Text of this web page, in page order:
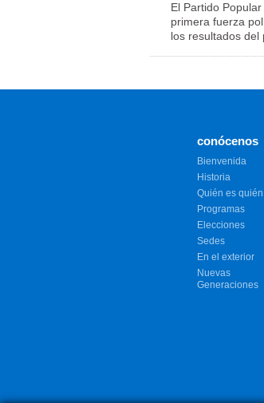
El Partido
primera fuerza
los resultados del
conócenos
Bienvenida
Historia
Quién es quién
Programas
Elecciones
Sedes
En el exterior
Nuevas
Generaciones